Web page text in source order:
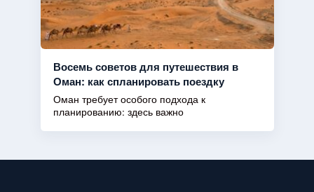
Восемь советов для путешествия в
Оман: как спланировать поездку
Оман требует особого подхода к
планированию: здесь важно